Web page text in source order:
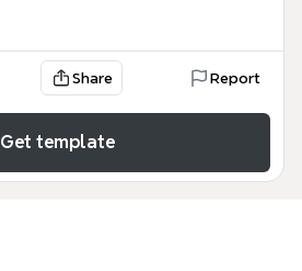
Share Report
Get template